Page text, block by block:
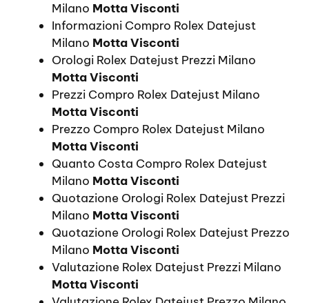
Milano Motta Visconti
Informazioni Compro Rolex Datejust
Milano Motta Visconti
Orologi Rolex Datejust Prezzi Milano
Motta Visconti
Prezzi Compro Rolex Datejust Milano
Motta Visconti
Prezzo Compro Rolex Datejust Milano
Motta Visconti
Quanto Costa Compro Rolex Datejust
Milano Motta Visconti
Quotazione Orologi Rolex Datejust Prezzi
Milano Motta Visconti
Quotazione Orologi Rolex Datejust Prezzo
Milano Motta Visconti
Valutazione Rolex Datejust Prezzi Milano
Motta Visconti